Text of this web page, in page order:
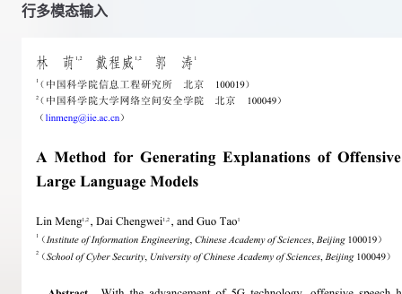
行多模态输入